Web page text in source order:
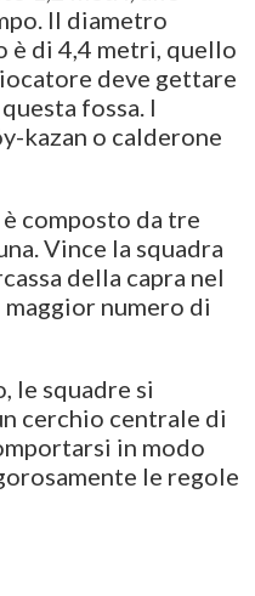
Il diametro
è di 4,4 metri, quello
deve gettare
fossa. I
kazan o calderone
composto da tre
Vince la squadra
della capra nel
numero di
le squadre si
cerchio centrale di
in modo
le regole